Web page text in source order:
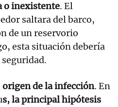
o inexistente. El
saltara del barco,
de un reservorio
esta situación debería
origen de la infección. En
s, la principal hipótesis